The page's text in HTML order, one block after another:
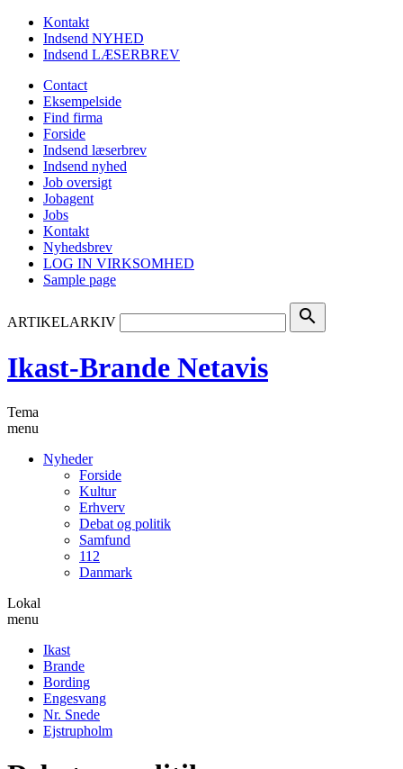
Kontakt
Indsend NYHED
Indsend LÆSERBREV
Contact
Eksempelside
Find firma
Forside
Indsend læserbrev
Indsend nyhed
Job oversigt
Jobagent
Jobs
Kontakt
Nyhedsbrev
LOG IN VIRKSOMHED
Sample page
ARTIKELARKIV search
Ikast-Brande Netavis
Tema
menu
Nyheder
Forside
Kultur
Erhverv
Debat og politik
Samfund
112
Danmark
Lokal
menu
Ikast
Brande
Bording
Engesvang
Nr. Snede
Ejstrupholm